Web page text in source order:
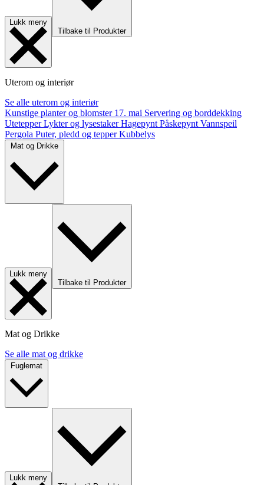
Lukk meny
Tilbake til Produkter
Uterom og interiør
Se alle uterom og interiør
Kunstige planter og blomster 17. mai Servering og borddekking
UtetepperLykter og lysestakerHagepynt Påskepynt Vannspeil
Pergola Puter, pledd og tepperKubbelys
Lukk meny
Tilbake til Produkter
Mat og Drikke
Se alle mat og drikke
Lukk meny